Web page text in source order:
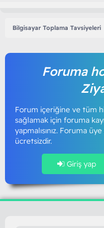
Bilgisayar Toplama Tavsiyeleri
Foruma
Forum içeriğine ve tüm
sağlamak için foruma
yapmalısınız. Foruma
ücretsizdir.
Giriş yap